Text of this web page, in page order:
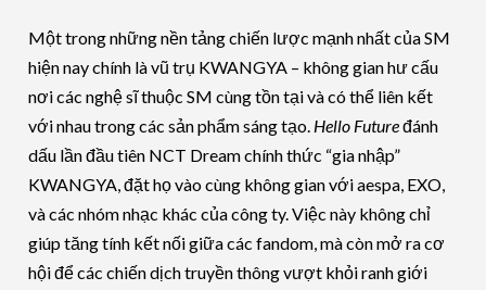
Một trong những nền tảng chiến lược mạnh nhất của SM
hiện nay chính là vũ trụ KWANGYA – không gian hư cấu
nơi các nghệ sĩ thuộc SM cùng tồn tại và có thể liên kết
với nhau trong các sản phẩm sáng tạo. Hello Futuređánh
dấu lần đầu tiên NCT Dream chính thức “gia nhập”
KWANGYA, đặt họ vào cùng không gian với aespa, EXO,
và các nhóm nhạc khác của công ty. Việc này không chỉ
giúp tăng tính kết nối giữa các fandom, mà còn mở ra cơ
hội để các chiến dịch truyền thông vượt khỏi ranh giới